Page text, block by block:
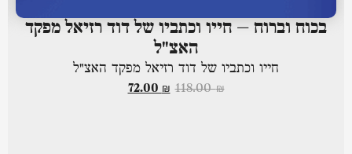
בכוח וברוח – חייו וכתביו של דוד רזיאל מפקד
האצ"ל
חייו וכתביו של דוד רזיאל מפקד האצ"ל
118.00₪
72.00 ₪